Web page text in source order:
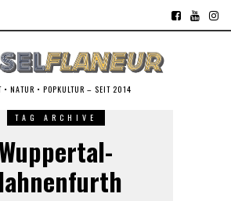
• NATUR • POPKULTUR – SEIT 2014
TAG ARCHIVE
Wuppertal-